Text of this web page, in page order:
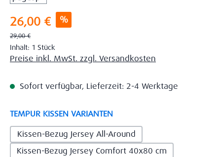
Verkaufspreis:
26,00 € %
Regulärer Preis:
29,00 €
Inhalt: 1 Stück
Preise inkl. MwSt. zzgl. Versandkosten
Sofort verfügbar, Lieferzeit: 2-4 Werktage
TEMPUR KISSEN VARIANTEN
Kissen-Bezug Jersey All-Around
Kissen-Bezug Jersey Comfort 40x80 cm